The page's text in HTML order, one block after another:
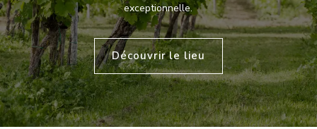
exceptionnelle.
Découvrir le lieu